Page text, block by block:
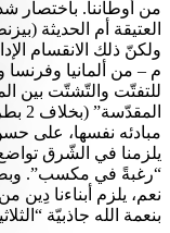
العتيقة أم الحديثة
م – من ألمانيا
مبادئه نفسها، على حسن نيّته
يلزمنا في الشّرق
“رغبةً في مكسب”.
نعم، يلزم أبناءنا
بنعمة الله جاذبيّة